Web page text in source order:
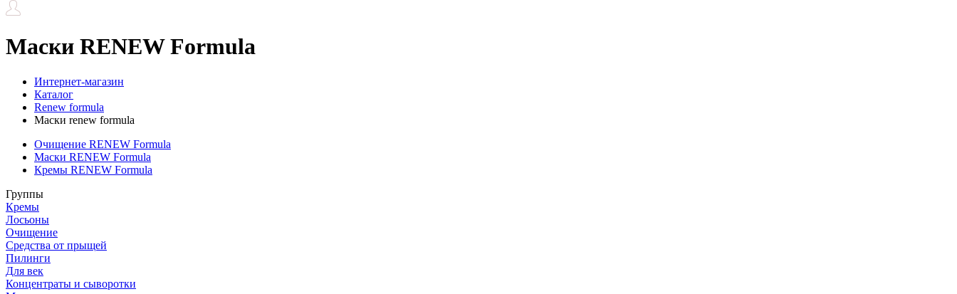
Маски RENEW Formula
Интернет-магазин
Каталог
Renew formula
Маски renew formula
Очищение RENEW Formula
Маски RENEW Formula
Кремы RENEW Formula
Группы
Кремы
Лосьоны
Очищение
Средства от прыщей
Пилинги
Для век
Концентраты и сыворотки